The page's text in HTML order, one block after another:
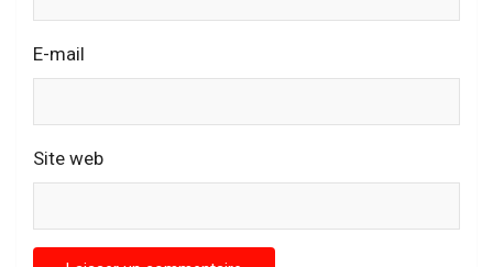
E-mail
Site web